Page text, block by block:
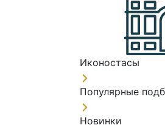
Иконостасы
Популярные
Новинки